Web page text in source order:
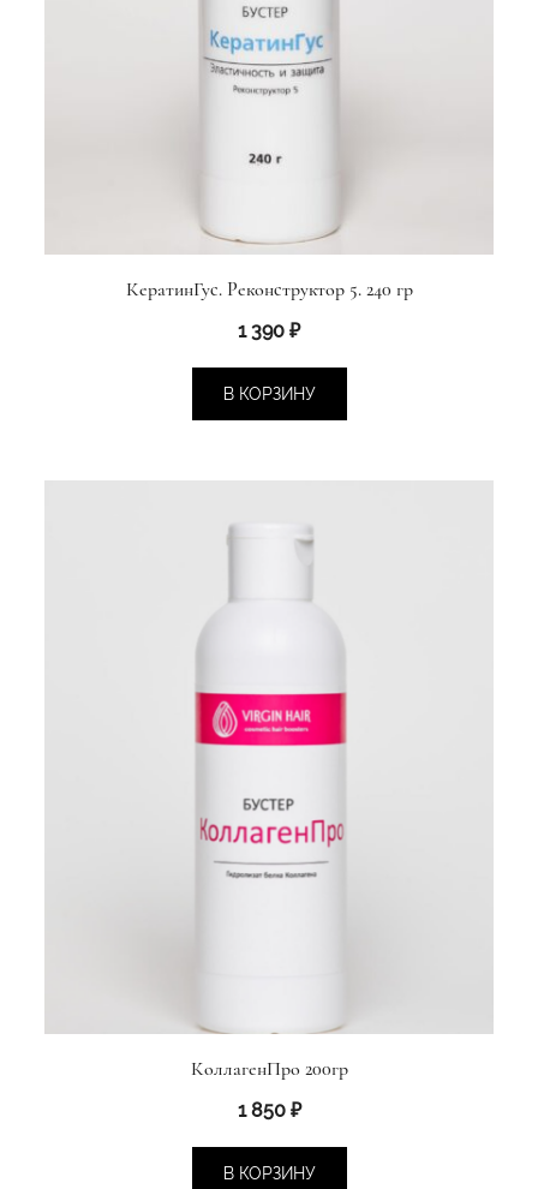
КератинГус. Реконструктор 5. 240 гр
1 390 ₽
В КОРЗИНУ
КоллагенПро 200гр
1 850 ₽
В КОРЗИНУ